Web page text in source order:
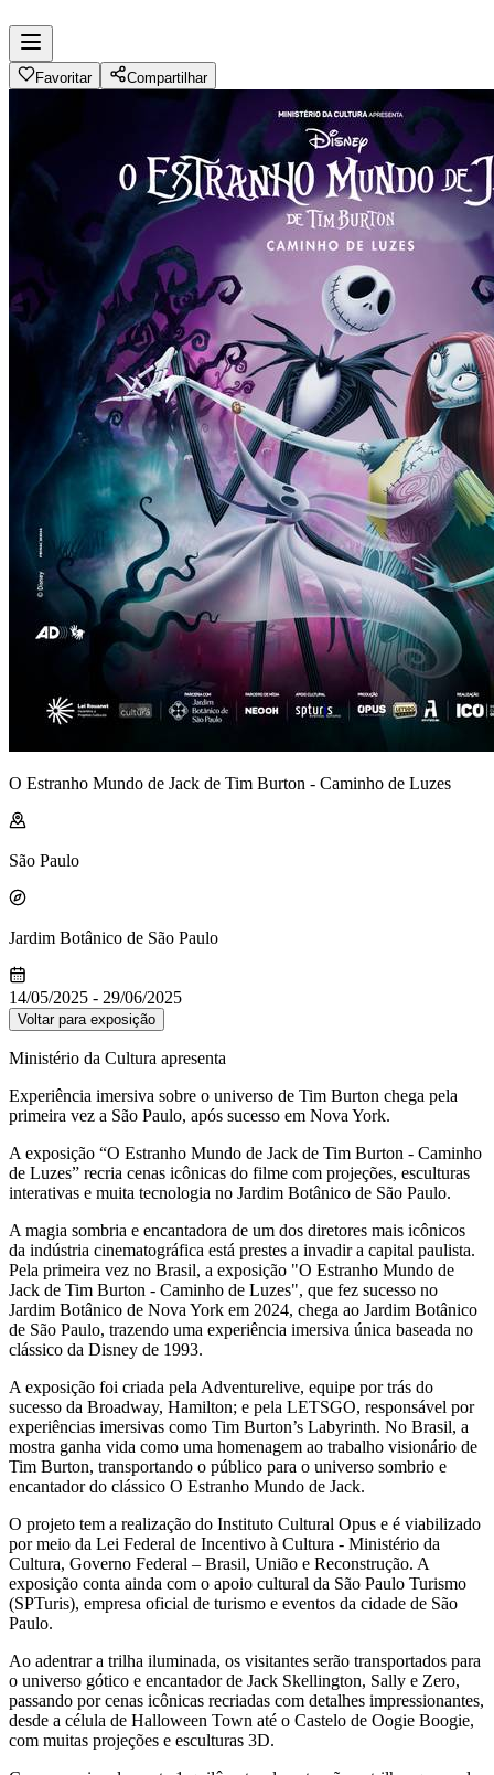
Acesso às principais seções do Musea
Favoritar Compartilhar
O Estranho Mundo de Jack de Tim Burton - Caminho de Luzes
São Paulo
Jardim Botânico de São Paulo
14/05/2025 - 29/06/2025
Voltar para exposição
Ministério da Cultura apresenta
Experiência imersiva sobre o universo de Tim Burton chega pela
primeira vez a São Paulo, após sucesso em Nova York.
A exposição “O Estranho Mundo de Jack de Tim Burton - Caminho
de Luzes” recria cenas icônicas do filme com projeções, esculturas
interativas e muita tecnologia no Jardim Botânico de São Paulo.
A magia sombria e encantadora de um dos diretores mais icônicos
da indústria cinematográfica está prestes a invadir a capital paulista.
Pela primeira vez no Brasil, a exposição "O Estranho Mundo de
Jack de Tim Burton - Caminho de Luzes", que fez sucesso no
Jardim Botânico de Nova York em 2024, chega ao Jardim Botânico
de São Paulo, trazendo uma experiência imersiva única baseada no
clássico da Disney de 1993.
A exposição foi criada pela Adventurelive, equipe por trás do
sucesso da Broadway, Hamilton; e pela LETSGO, responsável por
experiências imersivas como Tim Burton’s Labyrinth. No Brasil, a
mostra ganha vida como uma homenagem ao trabalho visionário de
Tim Burton, transportando o público para o universo sombrio e
encantador do clássico O Estranho Mundo de Jack.
O projeto tem a realização do Instituto Cultural Opus e é viabilizado
por meio da Lei Federal de Incentivo à Cultura - Ministério da
Cultura, Governo Federal – Brasil, União e Reconstrução. A
exposição conta ainda com o apoio cultural da São Paulo Turismo
(SPTuris), empresa oficial de turismo e eventos da cidade de São
Paulo.
Ao adentrar a trilha iluminada, os visitantes serão transportados para
o universo gótico e encantador de Jack Skellington, Sally e Zero,
passando por cenas icônicas recriadas com detalhes impressionantes,
desde a célula de Halloween Town até o Castelo de Oogie Boogie,
com muitas projeções e esculturas 3D.